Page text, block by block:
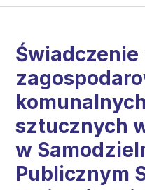
Świadczenie
sztucznych
w
Publicznym